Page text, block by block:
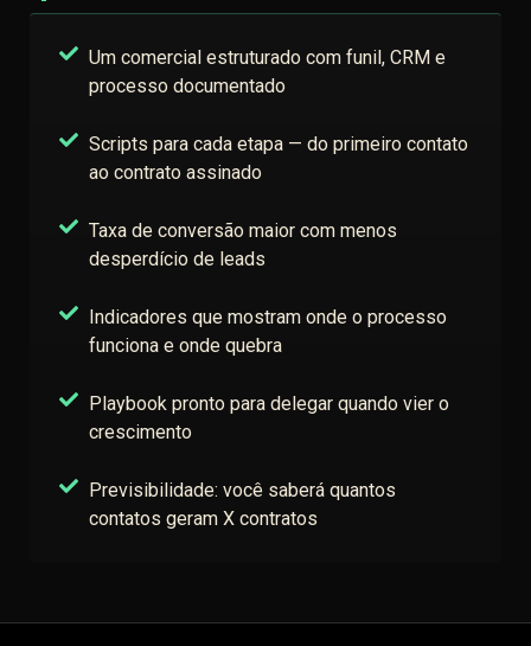
Um comercial estruturado com funil, CRM e
processo documentado
Scripts para cada etapa — do primeiro contato
ao contrato assinado
Taxa de conversão maior com menos
desperdício de leads
Indicadores que mostram onde o processo
funciona e onde quebra
Playbook pronto para delegar quando vier o
crescimento
Previsibilidade: você saberá quantos
contatos geram X contratos